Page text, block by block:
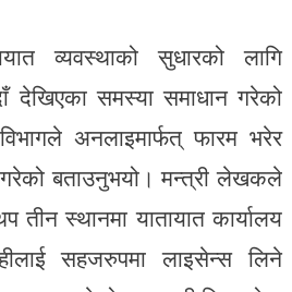
व्यवस्थाको सुधारको लागि
देखिएका समस्या समाधान गरेको
अनलाइमार्फत् फारम भरेर
बताउनुभयो। मन्त्री लेखकले
तीन स्थानमा यातायात कार्यालय
सहजरुपमा लाइसेन्स लिने